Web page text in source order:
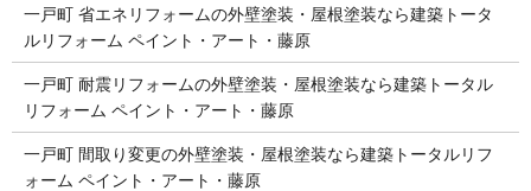
一戸町 省エネリフォームの外壁塗装・屋根塗装なら建築トータ
ルリフォーム ペイント・アート・藤原
一戸町 耐震リフォームの外壁塗装・屋根塗装なら建築トータル
リフォーム ペイント・アート・藤原
一戸町 間取り変更の外壁塗装・屋根塗装なら建築トータルリフ
ォーム ペイント・アート・藤原